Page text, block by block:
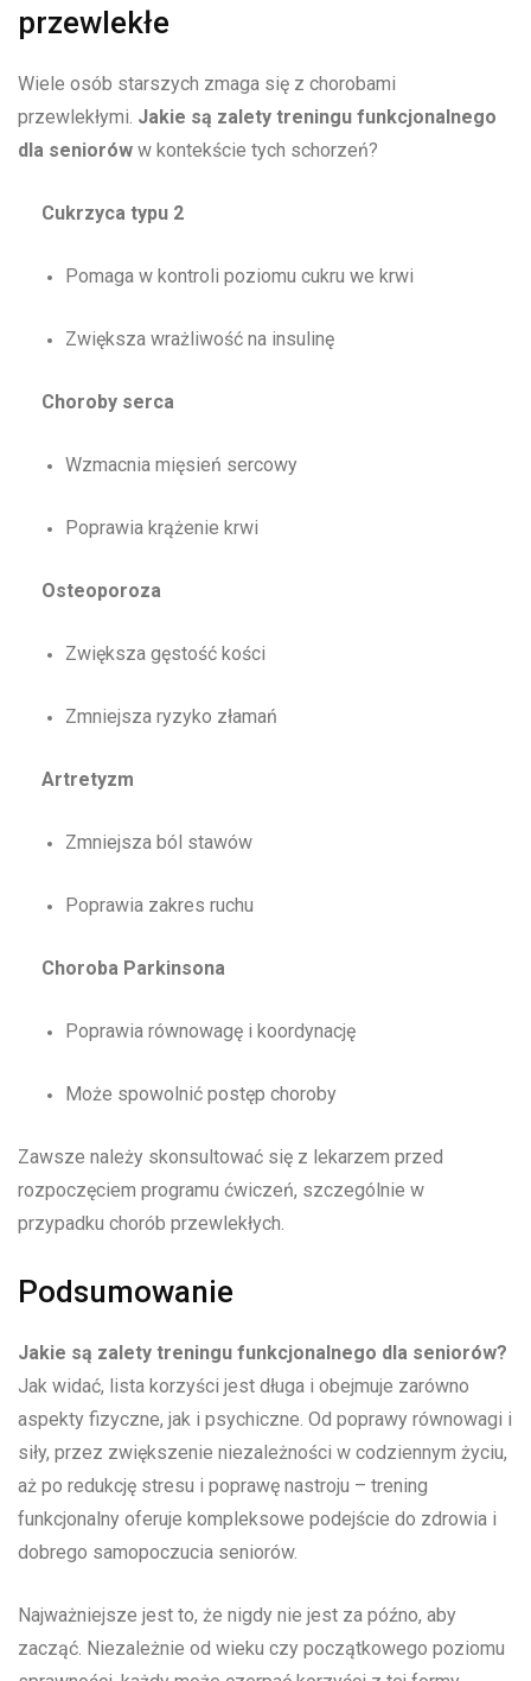
przewlekłe
Wiele osób starszych zmaga się z chorobami
przewlekłymi. Jakie są zalety treningu funkcjonalnego
dla seniorów w kontekście tych schorzeń?
Cukrzyca typu 2
Pomaga w kontroli poziomu cukru we krwi
Zwiększa wrażliwość na insulinę
Choroby serca
Wzmacnia mięsień sercowy
Poprawia krążenie krwi
Osteoporoza
Zwiększa gęstość kości
Zmniejsza ryzyko złamań
Artretyzm
Zmniejsza ból stawów
Poprawia zakres ruchu
Choroba Parkinsona
Poprawia równowagę i koordynację
Może spowolnić postęp choroby
Zawsze należy skonsultować się z lekarzem przed
rozpoczęciem programu ćwiczeń, szczególnie w
przypadku chorób przewlekłych.
Podsumowanie
Jakie są zalety treningu funkcjonalnego dla seniorów?
Jak widać, lista korzyści jest długa i obejmuje zarówno
aspekty fizyczne, jak i psychiczne. Od poprawy równowagi i
siły, przez zwiększenie niezależności w codziennym życiu,
aż po redukcję stresu i poprawę nastroju – trening
funkcjonalny oferuje kompleksowe podejście do zdrowia i
dobrego samopoczucia seniorów.
Najważniejsze jest to, że nigdy nie jest za późno, aby
zacząć. Niezależnie od wieku czy początkowego poziomu